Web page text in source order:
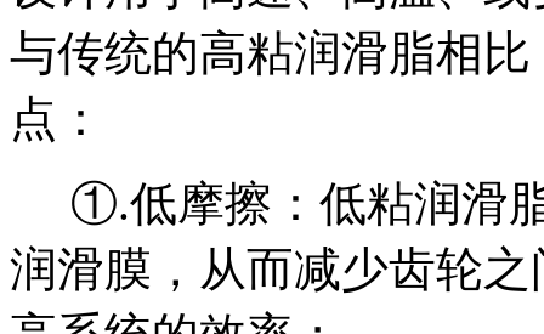
与传统的高粘润滑脂相
点：
①.低摩擦：低粘润滑
润滑膜，从而减少齿轮